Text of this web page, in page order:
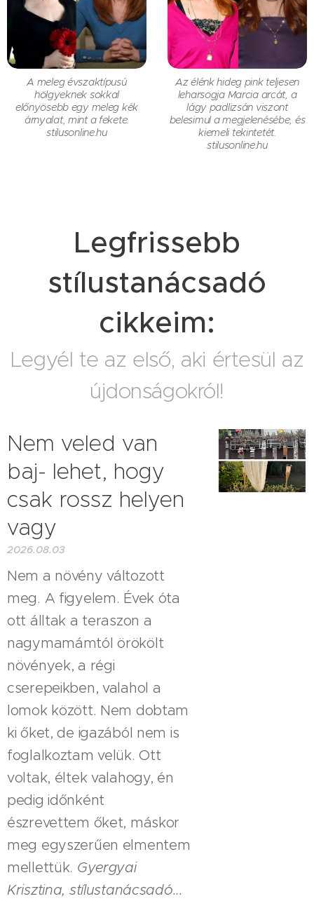
A meleg évszaktípusú
hölgyeknek sokkal
előnyösebb egy meleg kék
árnyalat, mint a fekete.
stilusonline.hu
Az élénk hideg pink teljesen
leharsogja Marcia arcát, a
lágy padlizsán viszont
belesimul a megjelenésébe, és
kiemeli tekintetét.
stilusonline.hu
Legfrissebb
stílustanácsadó
cikkeim:
Legyél te az első, aki értesül az
újdonságokról!
Nem veled van
baj- lehet, hogy
csak rossz helyen
vagy
2026.08.03
Nem a növény változott
meg. A figyelem. Évek óta
ott álltak a teraszon a
nagymamámtól örökölt
növények, a régi
cserepeikben, valahol a
lomok között. Nem dobtam
ki őket, de igazából nem is
foglalkoztam velük. Ott
voltak, éltek valahogy, én
pedig időnként
észrevettem őket, máskor
meg egyszerűen elmentem
mellettük. Gyergyai
Krisztina, stílustanácsadó...